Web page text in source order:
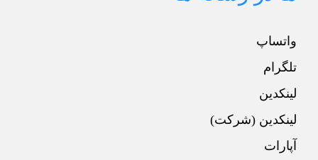
واتساپ
تلگرام
لینکدین
لینکدین (شرکت)
آپارات